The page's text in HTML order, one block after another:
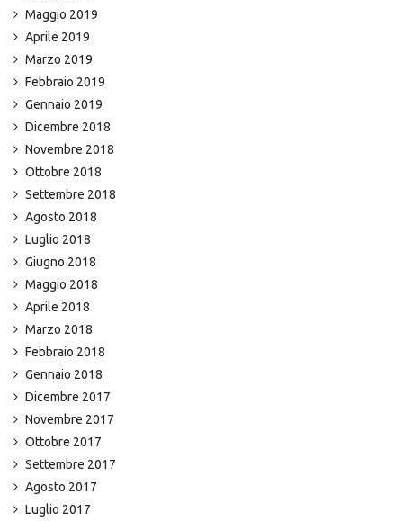
Maggio 2019
Aprile 2019
Marzo 2019
Febbraio 2019
Gennaio 2019
Dicembre 2018
Novembre 2018
Ottobre 2018
Settembre 2018
Agosto 2018
Luglio 2018
Giugno 2018
Maggio 2018
Aprile 2018
Marzo 2018
Febbraio 2018
Gennaio 2018
Dicembre 2017
Novembre 2017
Ottobre 2017
Settembre 2017
Agosto 2017
Luglio 2017